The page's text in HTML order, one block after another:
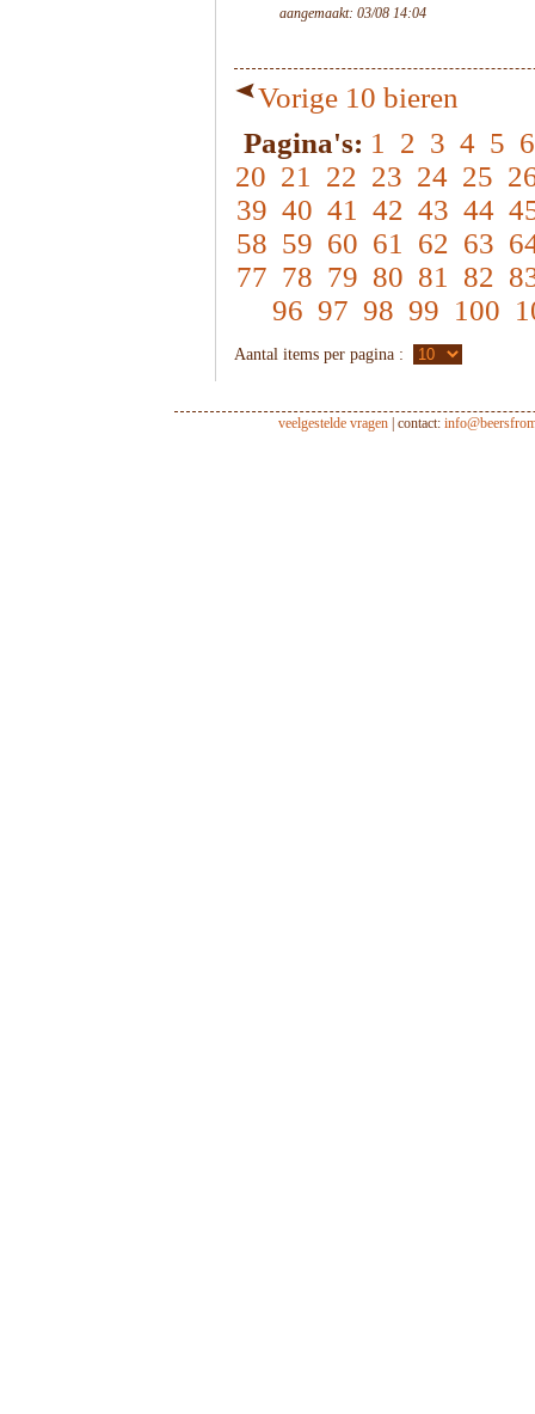
aangemaakt: 03/08 14:04
Vorige 10 bieren
Pagina's: 1 2 3 4 5 6
20 21 22 23 24 25
39 40 41 42 43 44
58 59 60 61 62 63
77 78 79 80 81 82
96 97 98 99 100
Aantal items per pagina :
veelgestelde vragen | contact: